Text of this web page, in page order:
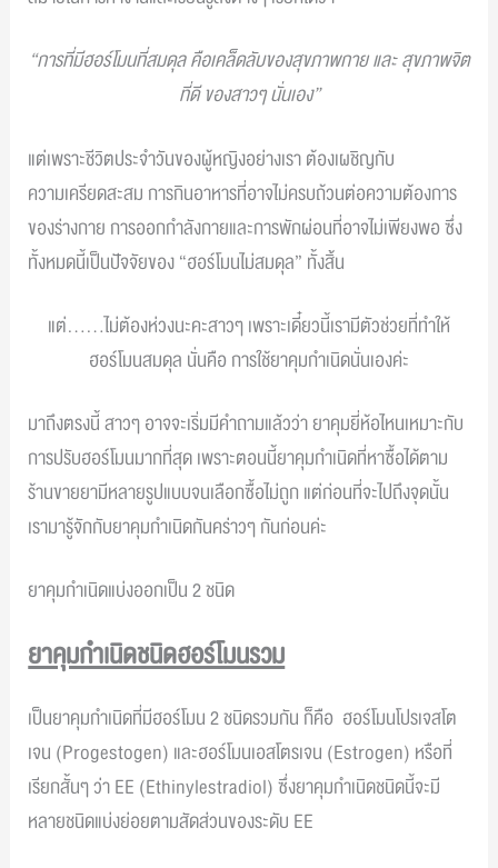
“การที่มีฮอร์โมนที่สมดุล คือเคล็ดลับของสุขภาพกาย และ สุขภาพจิต
ที่ดี ของสาวๆ นั่นเอง”
แต่เพราะชีวิตประจำวันของผู้หญิงอย่างเรา ต้องเผชิญกับ
ความเครียดสะสม การกินอาหารที่อาจไม่ครบถ้วนต่อความต้องการ
ของร่างกาย การออกกำลังกายและการพักผ่อนที่อาจไม่เพียงพอ ซึ่ง
ทั้งหมดนี้เป็นปัจจัยของ “ฮอร์โมนไม่สมดุล” ทั้งสิ้น
แต่……ไม่ต้องห่วงนะคะสาวๆ เพราะเดี๋ยวนี้เรามีตัวช่วยที่ทำให้
ฮอร์โมนสมดุล นั่นคือ การใช้ยาคุมกำเนิดนั่นเองค่ะ
มาถึงตรงนี้ สาวๆ อาจจะเริ่มมีคำถามแล้วว่า ยาคุมยี่ห้อไหนเหมาะกับ
การปรับฮอร์โมนมากที่สุด เพราะตอนนี้ยาคุมกำเนิดที่หาซื้อได้ตาม
ร้านขายยามีหลายรูปแบบจนเลือกซื้อไม่ถูก แต่ก่อนที่จะไปถึงจุดนั้น
เรามารู้จักกับยาคุมกำเนิดกันคร่าวๆ กันก่อนค่ะ
ยาคุมกำเนิดแบ่งออกเป็น 2 ชนิด
ยาคุมกำเนิดชนิดฮอร์โมนรวม
เป็นยาคุมกำเนิดที่มีฮอร์โมน 2 ชนิดรวมกัน ก็คือ ฮอร์โมนโปรเจสโต
เจน (Progestogen) และฮอร์โมนเอสโตรเจน (Estrogen) หรือที่
เรียกสั้นๆ ว่า EE (Ethinylestradiol) ซึ่งยาคุมกำเนิดชนิดนี้จะมี
หลายชนิดแบ่งย่อยตามสัดส่วนของระดับ EE